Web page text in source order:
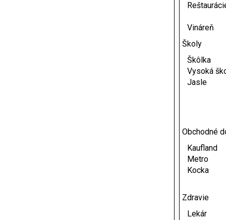
Vináreň
Školy
Škôlka
Vysoká
Jasle
Obchodné
Kaufland
Metro
Kocka
Zdravie
Lekár